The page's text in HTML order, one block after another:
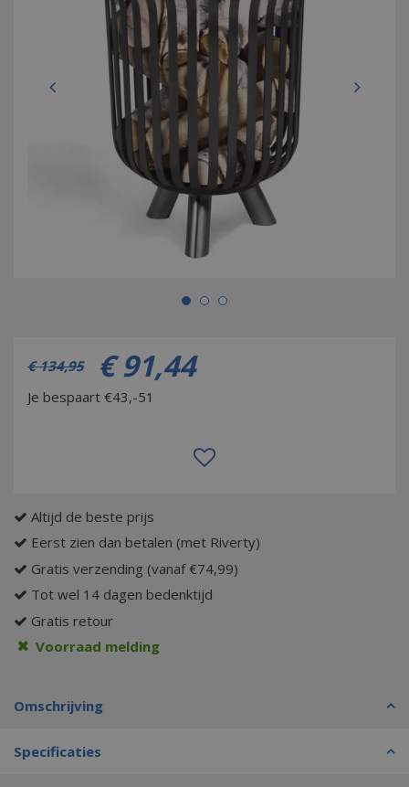
€ 134,95 € 91,44
Je bespaart €43,-51
Altijd de beste prijs
Eerst zien dan betalen (met Riverty)
Gratis verzending (vanaf €74,99)
Tot wel 14 dagen bedenktijd
Gratis retour
Voorraad melding
Omschrijving
Specificaties